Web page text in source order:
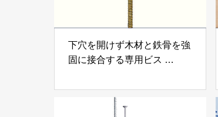
下穴を開けず木材と鉄骨を強
固に接合する専用ビス
株式会社